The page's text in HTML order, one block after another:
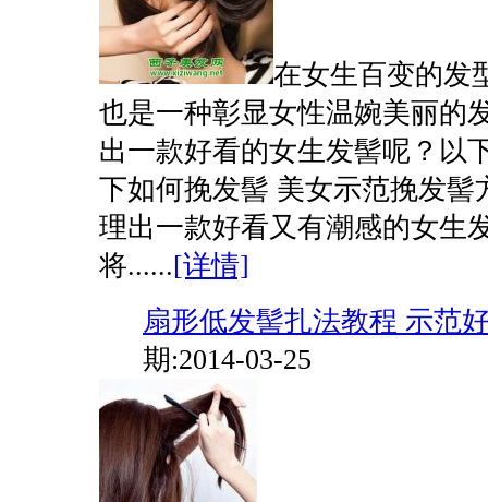
在女生百变的发
也是一种彰显女性温婉美丽的
出一款好看的女生发髻呢？以
下如何挽发髻 美女示范挽发髻
理出一款好看又有潮感的女生
将......[详情]
扇形低发髻扎法教程 示范
期:2014-03-25